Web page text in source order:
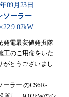
09月23日
ソーラー
9.02kW
発電最安値発掘隊
工のご用命をいた
がとうございまし
ーラー のCS6R-